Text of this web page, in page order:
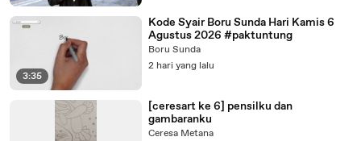
3:35
Kode Syair Boru Sunda Hari Kamis 6
Agustus 2026 #paktuntung
Boru Sunda
2 hari yang lalu
[ceresart ke 6] pensilku dan
gambaranku
Ceresa Metana